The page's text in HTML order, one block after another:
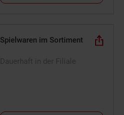
Spielwaren im Sortiment